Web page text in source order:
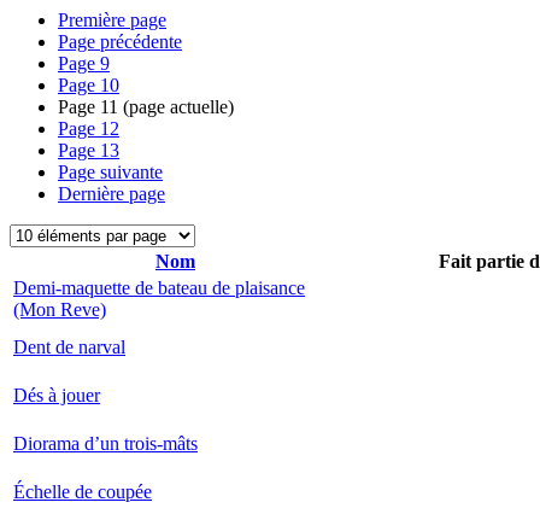
Première page
Page précédente
Page 9
Page 10
Page 11 (page actuelle)
Page 12
Page 13
Page suivante
Dernière page
Nom
Fait partie
Demi-maquette de bateau de plaisance
(Mon Reve)
Dent de narval
Dés à jouer
Diorama d’un trois-mâts
Échelle de coupée